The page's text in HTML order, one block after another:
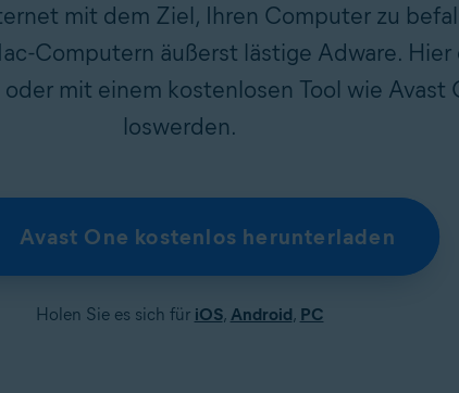
mit dem Ziel, Ihren Computer zu
Computern äußerst lästige Adware. Hier
mit einem kostenlosen Tool wie Avast
loswerden.
Avast One kostenlos herunterladen
Holen Sie es sich für iOS, Android, PC